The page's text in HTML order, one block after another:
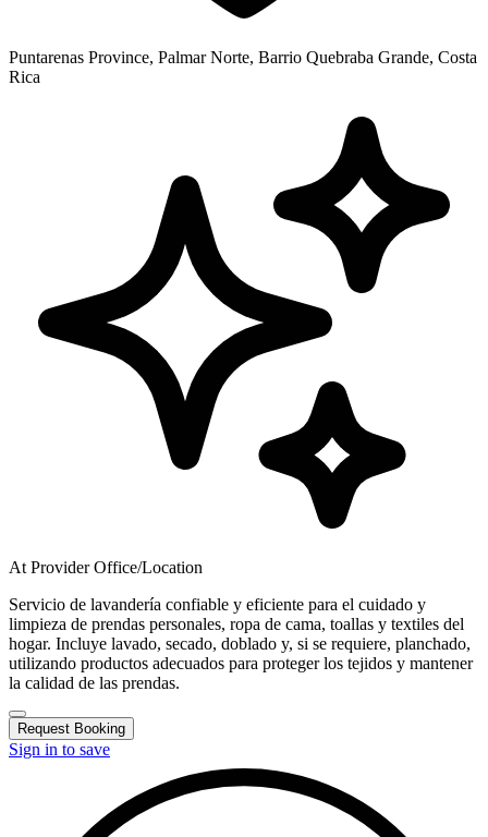
Puntarenas Province, Palmar Norte, Barrio Quebraba Grande, Costa
Rica
At Provider Office/Location
Servicio de lavandería confiable y eficiente para el cuidado y
limpieza de prendas personales, ropa de cama, toallas y textiles del
hogar. Incluye lavado, secado, doblado y, si se requiere, planchado,
utilizando productos adecuados para proteger los tejidos y mantener
la calidad de las prendas.
Request Booking
Sign in to save